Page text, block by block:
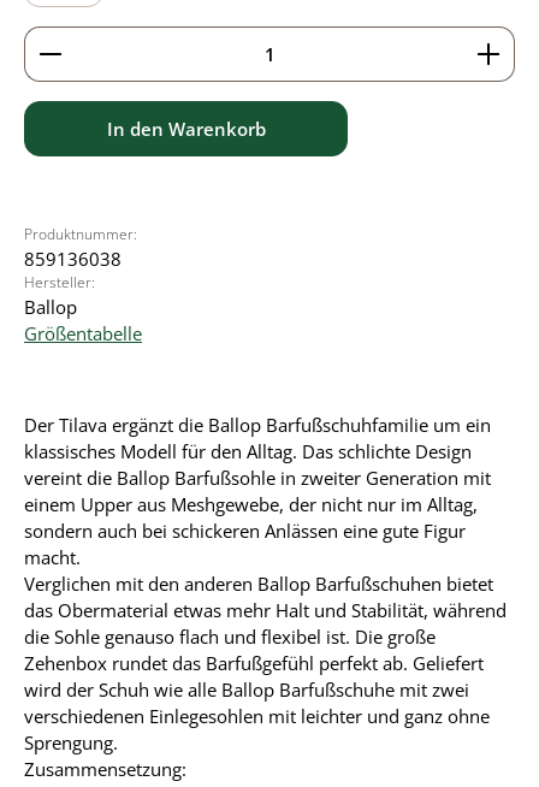
Produkt Anzahl: Gib den gewünschten Wert ein
In den Warenkorb
Produktnummer:
859136038
Hersteller:
Ballop
Größentabelle
Der Tilava ergänzt die Ballop Barfußschuhfamilie um ein
klassisches Modell für den Alltag. Das schlichte Design
vereint die Ballop Barfußsohle in zweiter Generation mit
einem Upper aus Meshgewebe, der nicht nur im Alltag,
sondern auch bei schickeren Anlässen eine gute Figur
macht.
Verglichen mit den anderen Ballop Barfußschuhen bietet
das Obermaterial etwas mehr Halt und Stabilität, während
die Sohle genauso flach und flexibel ist. Die große
Zehenbox rundet das Barfußgefühl perfekt ab. Geliefert
wird der Schuh wie alle Ballop Barfußschuhe mit zwei
verschiedenen Einlegesohlen mit leichter und ganz ohne
Sprengung.
Zusammensetzung: